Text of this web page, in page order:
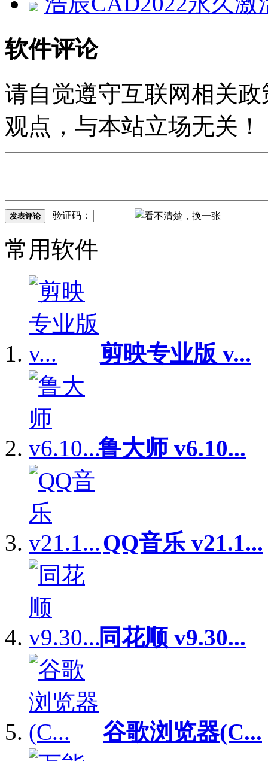
软件评论
请自觉遵守互联网相关
观点，与本站立场无关！
发表评论 验证码：
常用软件
剪映专业版 v...
鲁大师 v6.10...
QQ音乐 v21.1...
同花顺 v9.30...
谷歌浏览器(C...